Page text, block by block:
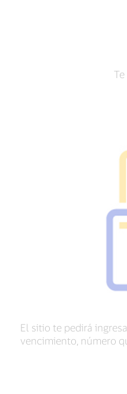
El sitio te pedirá
vencimiento, número